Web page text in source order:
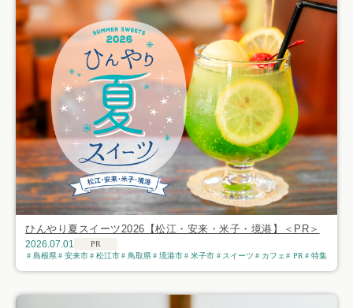
ひんやり夏スイーツ2026【松江・安来・米子・境港】＜PR＞
2026.07.01
PR
島根県
安来市 松江市 鳥取県 境港市 米子市 スイーツ カフェ PR 特集